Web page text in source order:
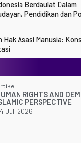
Berdaulat Dalam
Pendidikan dan
Hak Asasi Manusia:
RIGHTS AND
PERSPECTIVE
Juli 2026